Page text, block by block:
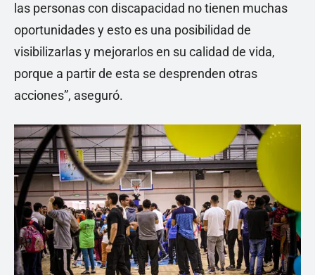
las personas con discapacidad no tienen muchas
oportunidades y esto es una posibilidad de
visibilizarlas y mejorarlos en su calidad de vida,
porque a partir de esta se desprenden otras
acciones”, aseguró.